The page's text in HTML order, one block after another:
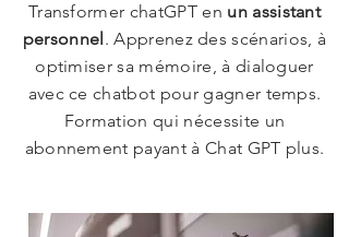
Transformer chatGPT en un assistant
personnel. Apprenez des scénarios, à
optimiser sa mémoire, à dialoguer
avec ce chatbot pour gagner temps.
Formation qui nécessite un
abonnement payant à Chat GPT plus.